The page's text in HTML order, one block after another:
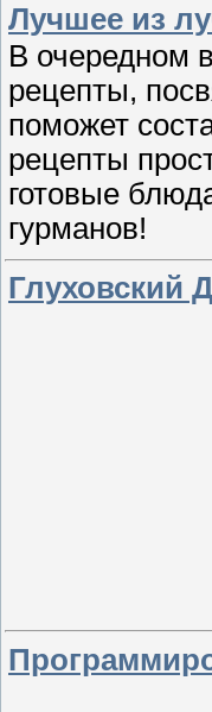
Лучшее из
В очередном
рецепты,
поможет
рецепты
готовые
гурманов!
Глуховский